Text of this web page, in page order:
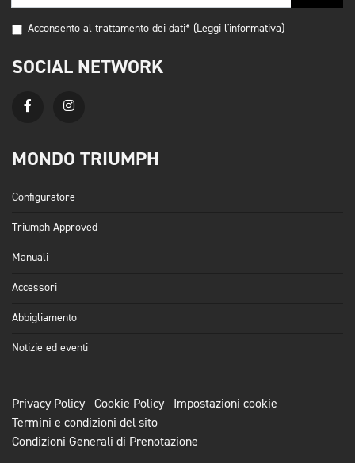
Acconsento al trattamento dei dati* (Leggi l'informativa)
SOCIAL NETWORK
MONDO TRIUMPH
Configuratore
Triumph Approved
Manuali
Accessori
Abbigliamento
Notizie ed eventi
Privacy Policy Cookie Policy
Impostazioni cookie
Termini e condizioni del sito
Condizioni Generali di Prenotazione